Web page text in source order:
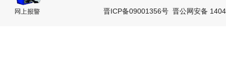
晋ICP备09001356号 晋公网安备